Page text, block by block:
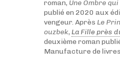
roman, Une Ombre
publié en 2020 aux
vengeur. Après Le
ouzbek, La Fille près
deuxième roman
Manufacture de